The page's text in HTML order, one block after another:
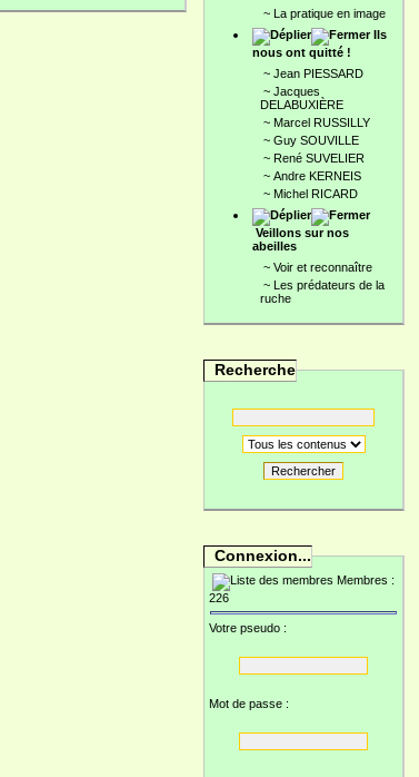
~ La pratique en image
Ils
nous ont quitté !
~ Jean PIESSARD
~ Jacques
DELABUXIÈRE
~ Marcel RUSSILLY
~ Guy SOUVILLE
~ René SUVELIER
~ Andre KERNEIS
~ Michel RICARD
Veillons sur nos
abeilles
~ Voir et reconnaître
~ Les prédateurs de la
ruche
Recherche
Rechercher
Connexion...
Membres :
226
Votre pseudo :
Mot de passe :